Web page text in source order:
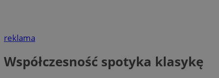
reklama
Współczesność spotyka klasykę